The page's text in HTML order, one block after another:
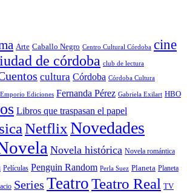
Arte Caballo Negro Centro Cultural Córdoba cine
de córdoba club de lectura
cultura Córdoba Córdoba Cultura
Ediciones Fernanda Pérez Gabriela Exilart HBO
Libros que traspasan el papel
NetflixNovedades
Novela histórica Novela romántica
Películas Penguin Random Perla Suez Planeta Planeta
Series TeatroTeatro Real TV